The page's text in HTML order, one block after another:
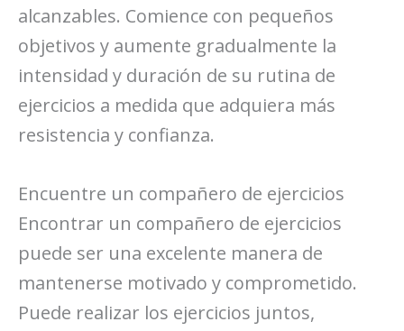
alcanzables. Comience con pequeños
objetivos y aumente gradualmente la
intensidad y duración de su rutina de
ejercicios a medida que adquiera más
resistencia y confianza.
Encuentre un compañero de ejercicios
Encontrar un compañero de ejercicios
puede ser una excelente manera de
mantenerse motivado y comprometido.
Puede realizar los ejercicios juntos,